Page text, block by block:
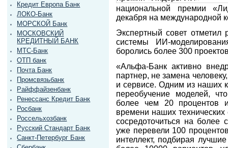
Кредит Европа Банк
ЛОКО-Банк
МОРСКОЙ Банк
МОСКОВСКИЙ
КРЕДИТНЫЙ БАНК
МТС-Банк
ОТП банк
Почта Банк
Промсвязьбанк
Райффайзенбанк
Ренессанс Кредит Банк
Росбанк
Россельхозбанк
Русский Стандарт Банк
Санкт-Петербург Банк
национальной премии
декабря на международной
Экспертный совет отметил
системы ИИ-
боролись более 300
«Альфа-Банк активно
партнер, не замена
и сервисе. Одним из наших
переобучение моделей,
более чем 20 процентов
времени наших
сосредоточиться на более
уже перевели 100
интеллект, подбирая